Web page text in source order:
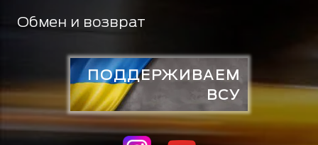
Обмен и возврат
ПОДДЕРЖИВАЕМ
ВСУ